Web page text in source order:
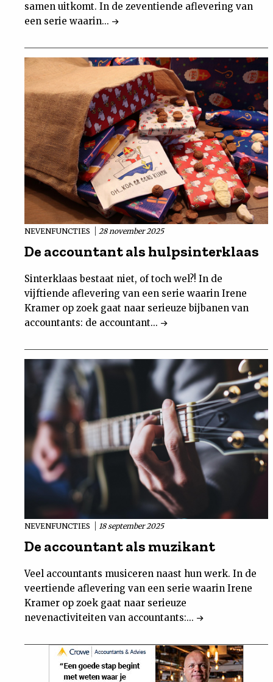
samen uitkomt. In de zeventiende aflevering van
een serie waarin...
NEVENFUNCTIES 28 november 2025
De accountant als hulpsinterklaas
Sinterklaas bestaat niet, of toch wel?! In de
vijftiende aflevering van een serie waarin Irene
Kramer op zoek gaat naar serieuze bijbanen van
accountants: de accountant...
NEVENFUNCTIES 18 september 2025
De accountant als muzikant
Veel accountants musiceren naast hun werk. In de
veertiende aflevering van een serie waarin Irene
Kramer op zoek gaat naar serieuze
nevenactiviteiten van accountants:...